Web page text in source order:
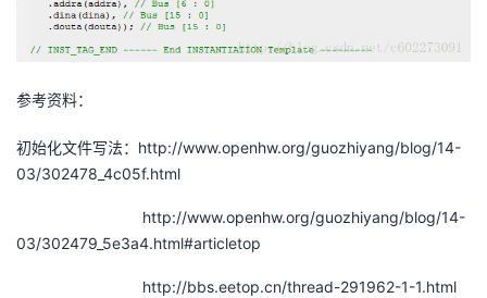
参考资料：
初始化文件写法：http://www.openhw.org/guozhiyang/blog/14-
03/302478_4c05f.html
http://www.openhw.org/guozhiyang/blog/14-
03/302479_5e3a4.html#articletop
http://bbs.eetop.cn/thread-291962-1-1.html